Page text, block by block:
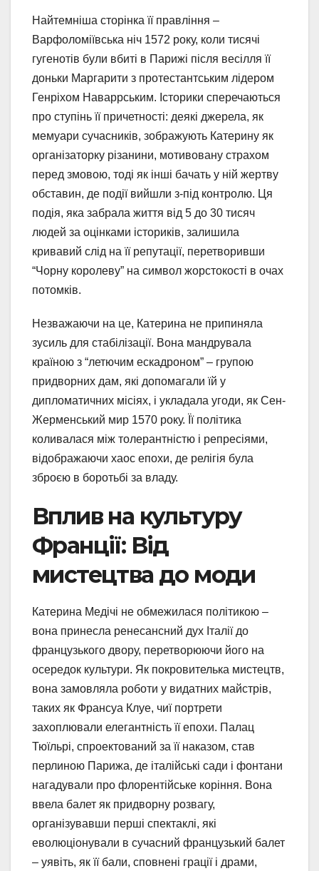
Найтемніша сторінка її правління –
Варфоломіївська ніч 1572 року, коли тисячі
гугенотів були вбиті в Парижі після весілля її
доньки Маргарити з протестантським лідером
Генріхом Наваррським. Історики сперечаються
про ступінь її причетності: деякі джерела, як
мемуари сучасників, зображують Катерину як
організаторку різанини, мотивовану страхом
перед змовою, тоді як інші бачать у ній жертву
обставин, де події вийшли з-під контролю. Ця
подія, яка забрала життя від 5 до 30 тисяч
людей за оцінками істориків, залишила
кривавий слід на її репутації, перетворивши
“Чорну королеву” на символ жорстокості в очах
потомків.
Незважаючи на це, Катерина не припиняла
зусиль для стабілізації. Вона мандрувала
країною з “летючим ескадроном” – групою
придворних дам, які допомагали їй у
дипломатичних місіях, і укладала угоди, як Сен-
Жерменський мир 1570 року. Її політика
коливалася між толерантністю і репресіями,
відображаючи хаос епохи, де релігія була
зброєю в боротьбі за владу.
Вплив на культуру
Франції: Від
мистецтва до моди
Катерина Медічі не обмежилася політикою –
вона принесла ренесансний дух Італії до
французького двору, перетворюючи його на
осередок культури. Як покровителька мистецтв,
вона замовляла роботи у видатних майстрів,
таких як Франсуа Клуе, чиї портрети
захоплювали елегантність її епохи. Палац
Тюїльрі, спроектований за її наказом, став
перлиною Парижа, де італійські сади і фонтани
нагадували про флорентійське коріння. Вона
ввела балет як придворну розвагу,
організувавши перші спектаклі, які
еволюціонували в сучасний французький балет
– уявіть, як її бали, сповнені грації і драми,